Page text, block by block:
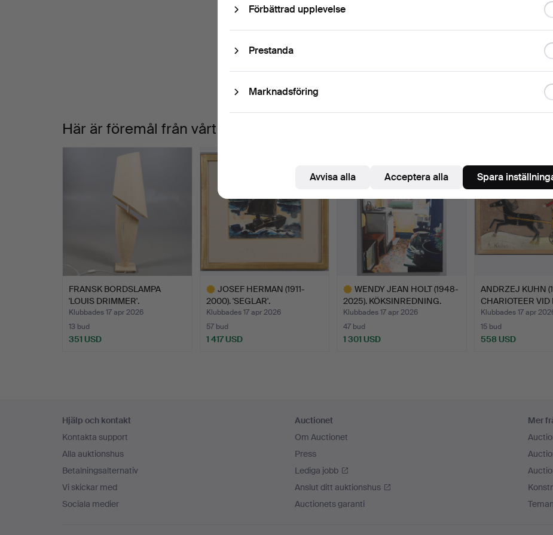
Duncan Grant, Josef Herman, Roger de Grey RA and Richard
auktioner
Vi har tyvärr inga föremål som matchar din sökning.
Vi
på
Här är föremål från vårt arkiv som matchar din sökning
FRANSK BORDSLAMPA
'LOUIS DRIMMER'.
Klubbades 17 apr 2026
13 bud
351 USD
JOSEF HERMAN (1911-
2000). 'SEGLAR'.
Klubbades 17 apr 2026
57 bud
1 417 USD
WENDY JEAN HOLT (1948-
2025). KÖKSINREDNING.
Klubbades 17 apr 2026
47 bud
1 301 USD
ANDRZEJ KUHN
CHARIOTEER VID
Klubbades 17 apr
15 bud
558 USD
Hjälp och kontakt
Kontakta support
Alla auktionshus
Betalningsalternativ
Vi skickar med
Sociala medier
Auctionet
Om Auctionet
Press
Lediga jobb
Anslut ditt auktionshus
Auctionets garanti
Mer
Förbättrad upplevelse
Prestanda
Marknadsföring
Avvisa alla Acceptera alla Spara